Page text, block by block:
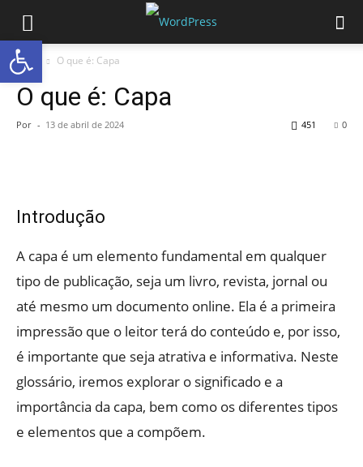
Início O que é: Capa
O que é: Capa
Por - 13 de abril de 2024 0
451
Introdução
A capa é um elemento fundamental em qualquer
tipo de publicação, seja um livro, revista, jornal ou
até mesmo um documento online. Ela é a primeira
impressão que o leitor terá do conteúdo e, por isso,
é importante que seja atrativa e informativa. Neste
glossário, iremos explorar o significado e a
importância da capa, bem como os diferentes tipos
e elementos que a compõem.
Abrir a barra de ferramentas